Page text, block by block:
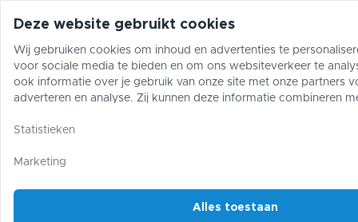
Pokémon One Piece Magic The
Pokémon
Pitch Black Premium Checklane
Blister [Luxray Line]
Deze website gebruikt cookies
Wij gebruiken cookies om inhoud en advertenties te
voor sociale media te bieden en om ons websiteverkeer te
ook informatie over je gebruik van onze site met onze partners
adverteren en analyse. Zij kunnen deze informatie combineren
gebruik van hun diensten.
Statistieken
Marketing
Alles toestaan